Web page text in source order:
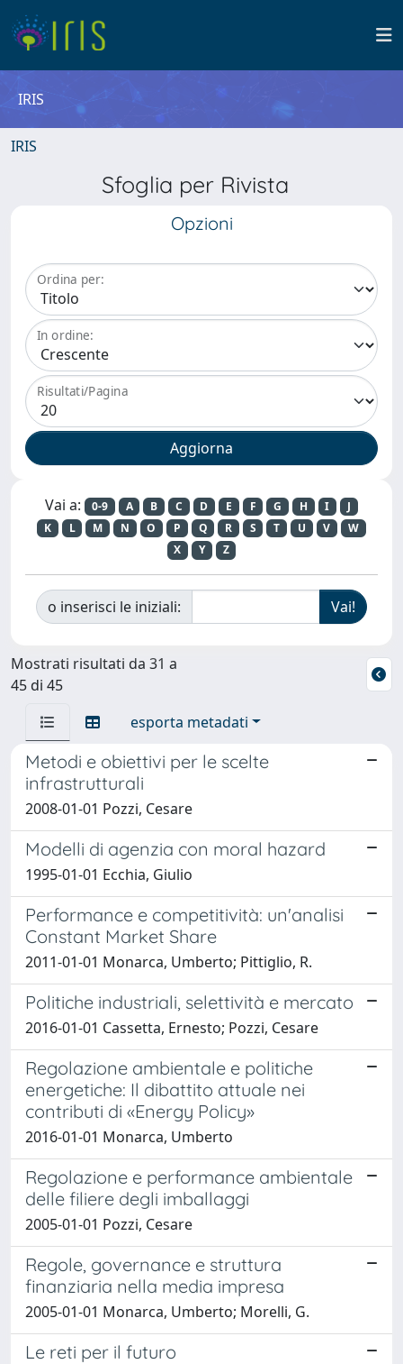
IRIS
IRIS
Sfoglia per Rivista
Opzioni
Ordina per:
In ordine:
Risultati/Pagina
Vai a: 0-9 A B C D E F G H I
J
K
L M N O P Q R S T U V
W
X
Y Z
o inserisci le iniziali:
Mostrati risultati da 31 a
45 di 45
esporta metadati
Metodi e obiettivi per le scelte
infrastrutturali
2008-01-01 Pozzi, Cesare
Modelli di agenzia con moral hazard
1995-01-01 Ecchia, Giulio
Performance e competitività: un'analisi
Constant Market Share
2011-01-01 Monarca, Umberto; Pittiglio, R.
Politiche industriali, selettività e mercato
2016-01-01 Cassetta, Ernesto; Pozzi, Cesare
Regolazione ambientale e politiche
energetiche: Il dibattito attuale nei
contributi di «Energy Policy»
2016-01-01 Monarca, Umberto
Regolazione e performance ambientale
delle filiere degli imballaggi
2005-01-01 Pozzi, Cesare
Regole, governance e struttura
finanziaria nella media impresa
2005-01-01 Monarca, Umberto; Morelli, G.
Le reti per il futuro